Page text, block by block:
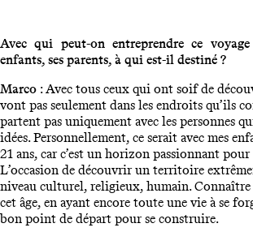
Avec qui peut-on entreprendre ce
enfants, ses parents, à qui est-il destiné ?
Marco : Avec tous ceux qui ont soif de
vont pas seulement dans les endroits qu’ils
partent pas uniquement avec les personnes
idées. Personnellement, ce serait avec mes
21 ans, car c’est un horizon passionnant pour
L’occasion de découvrir un territoire
niveau culturel, religieux, humain. Connaître
cet âge, en ayant encore toute une vie à se
bon point de départ pour se construire.